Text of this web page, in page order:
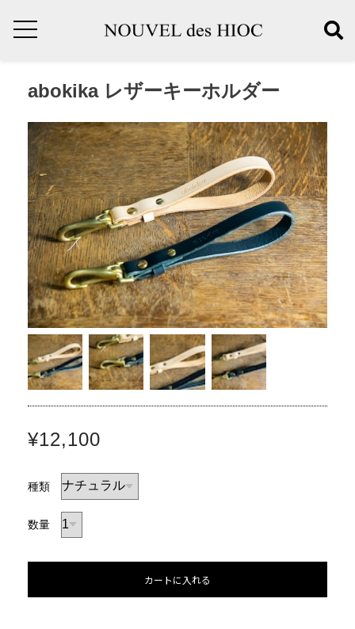
abokika レザーキーホルダー
¥12,100
種類
数量
カートに入れる